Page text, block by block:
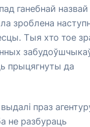
ганебнай назвай
зроблена
Тыя хто тое
прыцягнуты да
праз
не разбураць